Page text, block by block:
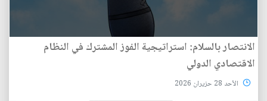
الانتصار بالسلام: استراتيجية الفوز المشترك في النظام
الاقتصادي الدولي
الأحد 28 حزيران 2026